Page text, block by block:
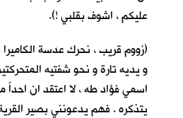
عليكم ، اشوف بقلبي !).
(زووم قريب ، نحرك عدسة
و يديه تارة و نحو شفتيه
اسمي فؤاد طه ، لا اعتقد ان احداً
يتذكره . فهم يدعونني بصير